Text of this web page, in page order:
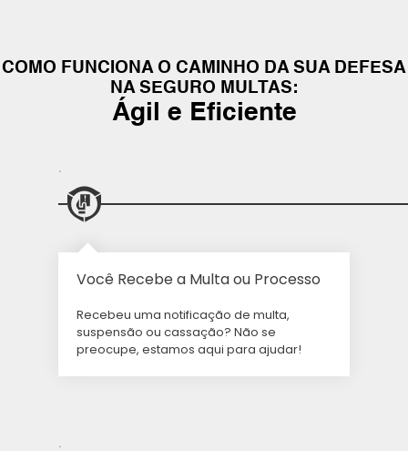
COMO FUNCIONA O CAMINHO DA SUA DEFESA
NA SEGURO MULTAS:
Ágil e Eficiente
.
Você Recebe a Multa ou Processo
Recebeu uma notificação de multa,
suspensão ou cassação? Não se
preocupe, estamos aqui para ajudar!
.